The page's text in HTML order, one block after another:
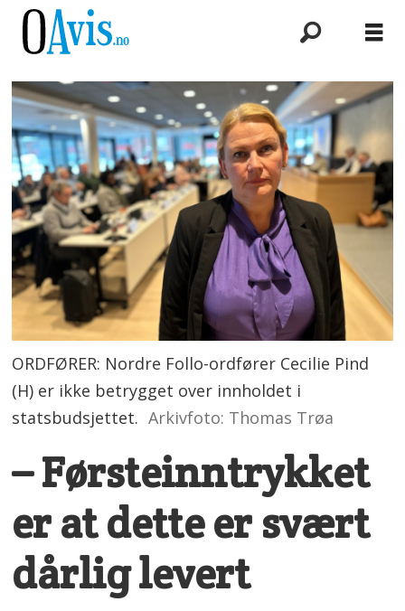
ORDFØRER: Nordre Follo-ordfører Cecilie Pind
(H) er ikke betrygget over innholdet i
statsbudsjettet. Arkivfoto: Thomas Trøa
– Førsteinntrykket
er at dette er svært
dårlig levert